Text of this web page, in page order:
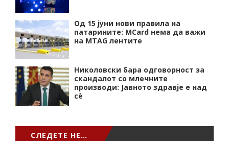
Од 15 јуни нови правила на
патарините: MCard нема да важи
на MTAG лентите
Николовски бара одговорност за
скандалот со млечните
производи: Јавното здравје е над
сѐ
СЛЕДЕТЕ НЕ…